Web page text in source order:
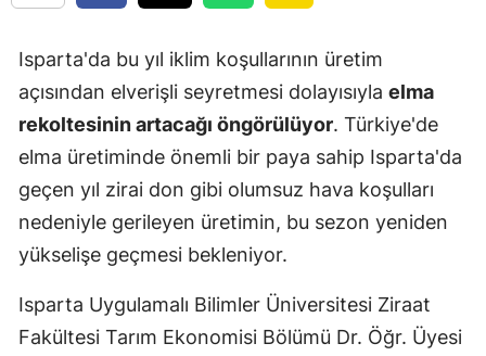
Isparta'da bu yıl iklim koşullarının üretim
açısından elverişli seyretmesi dolayısıyla elma
rekoltesinin artacağı öngörülüyor. Türkiye'de
elma üretiminde önemli bir paya sahip Isparta'da
geçen yıl zirai don gibi olumsuz hava koşulları
nedeniyle gerileyen üretimin, bu sezon yeniden
yükselişe geçmesi bekleniyor.
Isparta Uygulamalı Bilimler Üniversitesi Ziraat
Fakültesi Tarım Ekonomisi Bölümü Dr. Öğr. Üyesi